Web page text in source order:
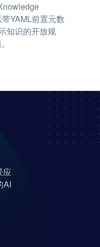
YAML前置元数
知识的开放规
应
AI